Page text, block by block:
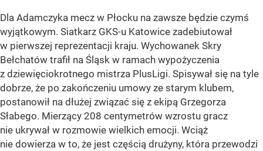
Dla Adamczyka mecz w Płocku na zawsze będzie czymś
wyjątkowym. Siatkarz GKS-u Katowice zadebiutował
w pierwszej reprezentacji kraju. Wychowanek Skry
Bełchatów trafił na Śląsk w ramach wypożyczenia
z dziewięciokrotnego mistrza PlusLigi. Spisywał się na tyle
dobrze, że po zakończeniu umowy ze starym klubem,
postanowił na dłużej związać się z ekipą Grzegorza
Słabego. Mierzący 208 centymetrów wzrostu gracz
nie ukrywał w rozmowie wielkich emocji. Wciąż
nie dowierza w to, że jest częścią drużyny, która przewodzi